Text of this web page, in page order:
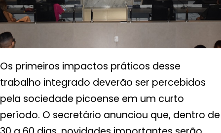
Os primeiros impactos práticos desse
trabalho integrado deverão ser percebidos
pela sociedade picoense em um curto
período. O secretário anunciou que, dentro de